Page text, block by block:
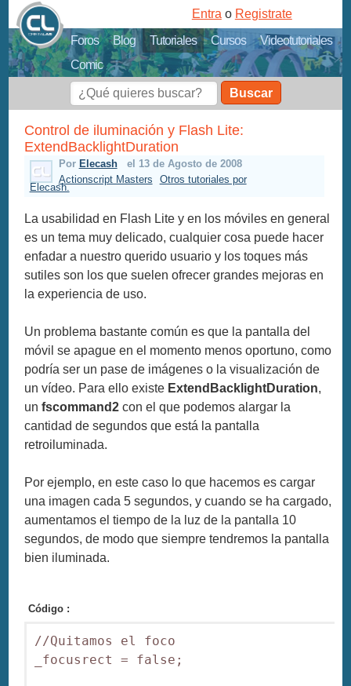
Foros Blog Tutoriales Cursos
Videotutoriales
Comic
Entra o Registrate
Buscar
Control de iluminación y Flash Lite:
ExtendBacklightDuration
Por Elecash
el 13 de Agosto de 2008
Actionscript Masters
Otros tutoriales por
Elecash.
La usabilidad en Flash Lite y en los móviles en general
es un tema muy delicado, cualquier cosa puede hacer
enfadar a nuestro querido usuario y los toques más
sutiles son los que suelen ofrecer grandes mejoras en
la experiencia de uso.
Un problema bastante común es que la pantalla del
móvil se apague en el momento menos oportuno, como
podría ser un pase de imágenes o la visualización de
un vídeo. Para ello existe ExtendBacklightDuration,
unfscommand2con el que podemos alargar la
cantidad de segundos que está la pantalla
retroiluminada.
Por ejemplo, en este caso lo que hacemos es cargar
una imagen cada 5 segundos, y cuando se ha cargado,
aumentamos el tiempo de la luz de la pantalla 10
segundos, de modo que siempre tendremos la pantalla
bien iluminada.
Código :
//Quitamos el foco
_focusrect = false;